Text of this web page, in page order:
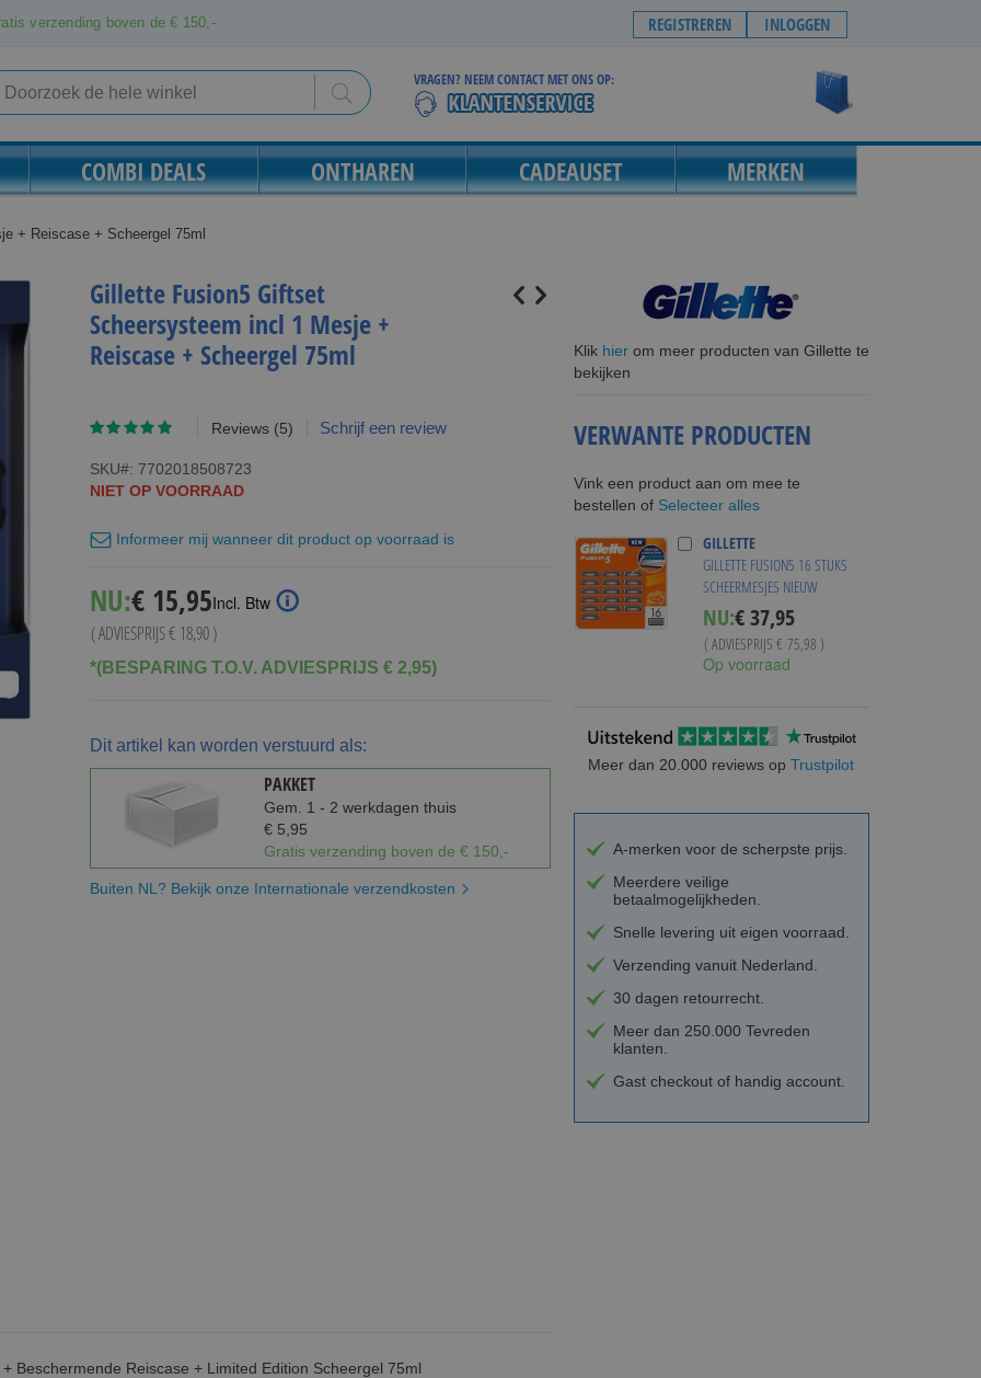
verzending boven de € 150,- REGISTREREN INLOGGEN
Search
VRAGEN? NEEM CONTACT MET ONS OP:
COMBI DEALS ONTHAREN CADEAUSET MERKEN
+ Reiscase + Scheergel 75ml
Gillette Fusion5 Giftset
Scheersysteem incl 1 Mesje +
Reiscase + Scheergel 75ml
Waardering:
Reviews (5) Schrijf een review
SKU
7702018508723
NIET OP VOORRAAD
Informeer mij wanneer dit product op voorraad is
NU: Special
Price
€ 15,95Incl. Btw
( ADVIESPRIJS€ 18,90)
*(BESPARING T.O.V. ADVIESPRIJS € 2,95)
Dit artikel kan worden verstuurd als:
PAKKET
Gem. 1 - 2 werkdagen thuis
€ 5,95
Gratis verzending boven de € 150,-
Buiten NL? Bekijk onze Internationale verzendkosten
Klik hierom meer producten van Gillette te
bekijken
VERWANTE PRODUCTEN
Vink een product aan om mee te
bestellen of Selecteer alles
GILLETTE
GILLETTE FUSION5 16 STUKS
SCHEERMESJES NIEUW
NU:Special
Price
€ 37,95
( ADVIESPRIJS € 75,98 )
Op voorraad
Meer dan 20.000 reviews opTrustpilot
A-merken voor de scherpste prijs.
Meerdere veilige
betaalmogelijkheden.
Snelle levering uit eigen voorraad.
Verzending vanuit Nederland.
30 dagen retourrecht.
Meer dan 250.000 Tevreden
klanten.
Gast checkout of handig account.
Beschermende Reiscase + Limited Edition Scheergel 75ml